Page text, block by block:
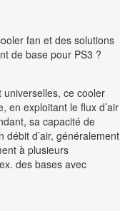
fan et des solutions
de base pour PS3 ?
ce cooler
en exploitant le flux d’air
sa capacité de
débit d’air, généralement
à plusieurs
des bases avec